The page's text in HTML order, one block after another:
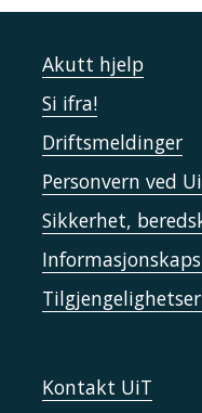
Akutt hjelp
Si ifra!
Driftsmeldinger
Personvern ved
Sikkerhet,
Kontakt UiT